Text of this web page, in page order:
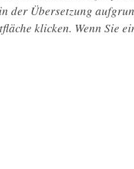
der Übersetzung
klicken. Wenn Sie